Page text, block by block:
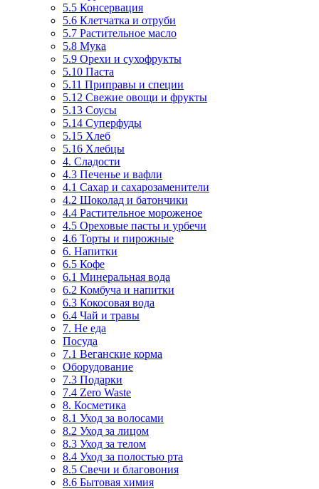
5.5 Консервация
5.6 Клетчатка и отруби
5.7 Растительное масло
5.8 Мука
5.9 Орехи и сухофрукты
5.10 Паста
5.11 Приправы и специи
5.12 Свежие овощи и фрукты
5.13 Соусы
5.14 Суперфуды
5.15 Хлеб
5.16 Хлебцы
4. Сладости
4.3 Печенье и вафли
4.1 Сахар и сахарозаменители
4.2 Шоколад и батончики
4.4 Растительное мороженое
4.5 Ореховые пасты и урбечи
4.6 Торты и пирожные
6. Напитки
6.5 Кофе
6.1 Минеральная вода
6.2 Комбуча и напитки
6.3 Кокосовая вода
6.4 Чай и травы
7. Не еда
Посуда
7.1 Веганские корма
Оборудование
7.3 Подарки
7.4 Zero Waste
8. Косметика
8.1 Уход за волосами
8.2 Уход за лицом
8.3 Уход за телом
8.4 Уход за полостью рта
8.5 Свечи и благовония
8.6 Бытовая химия